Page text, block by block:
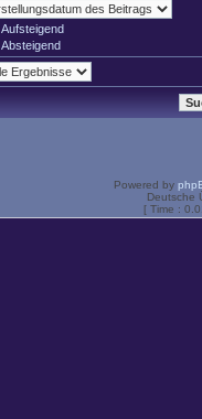
Aufsteigend
Absteigend
Powered by
Deutsche
[ Time :